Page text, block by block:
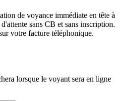
de voyance immédiate en tête à
sans CB et sans inscription.
votre facture téléphonique.
lorsque le voyant sera en ligne